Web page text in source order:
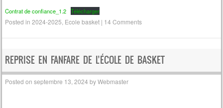
Contrat de confiance_1.2 Télécharger
Posted in2024-2025 Ecole basket | 14 Comments
REPRISE EN FANFARE DE L’ÉCOLE DE BASKET
Posted onseptembre 13, 2024 byWebmaster